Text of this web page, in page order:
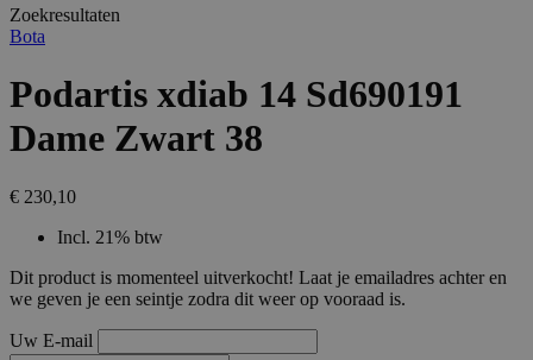
Zoekresultaten
Bota
Podartis xdiab 14 Sd690191
Dame Zwart 38
€ 230,10
Incl. 21% btw
Dit product is momenteel uitverkocht! Laat je emailadres achter en
we geven je een seintje zodra dit weer op vooraad is.
Uw E-mail